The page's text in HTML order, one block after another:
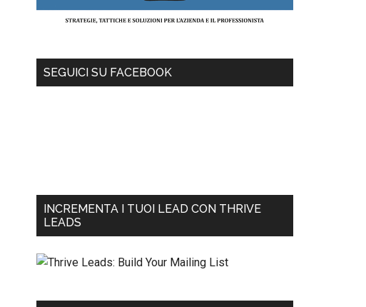
SEGUICI SU FACEBOOK
INCREMENTA I TUOI LEAD CON THRIVE
LEADS